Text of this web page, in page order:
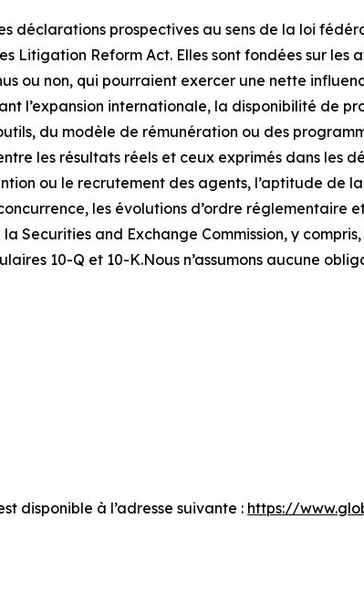
déclarations prospectives au sens de la loi
Litigation Reform Act. Elles sont fondées sur
ou non, qui pourraient exercer une nette
l’expansion internationale, la disponibilité de
du modèle de rémunération ou des
les résultats réels et ceux exprimés dans les
ou le recrutement des agents, l’aptitude de
les évolutions d’ordre réglementaire
Securities and Exchange Commission, y
10-Q et 10-K.Nous n’assumons aucune
disponible à l’adresse suivante : https://